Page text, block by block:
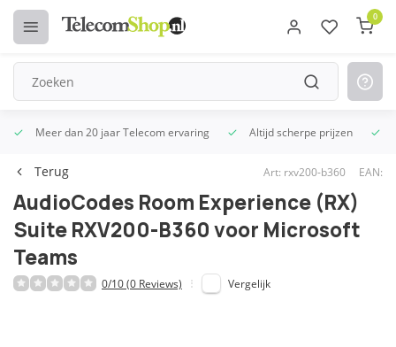
0
Meer dan 20 jaar Telecom ervaring Altijd scherpe prijzen
Terug Art: rxv200-b360 EAN:
AudioCodes Room Experience (RX)
Suite RXV200-B360 voor Microsoft
Teams
0/10 (0 Reviews) Vergelijk